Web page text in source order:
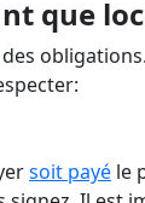
que
soit payé le